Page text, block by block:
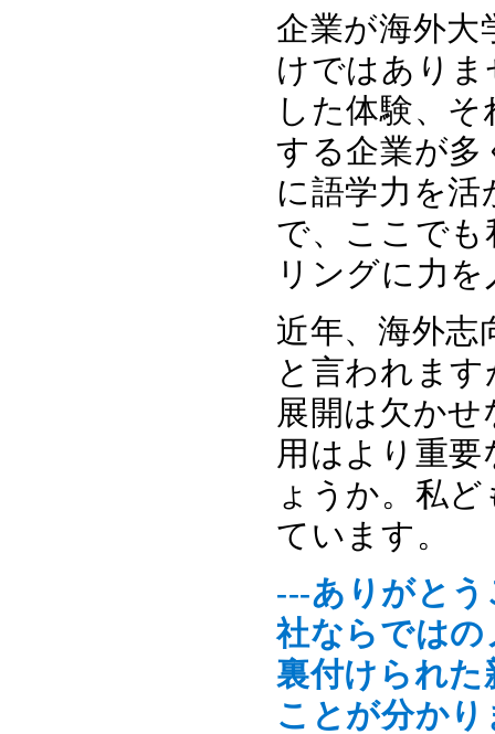
企業が海外大
けではあり
した体験、
する企業が多
に語学力を
で、ここで
リングに力
近年、海外志
と言われま
展開は欠か
用はより重
ょうか。私
ています。
---ありがと
社ならでは
裏付けられ
ことが分か